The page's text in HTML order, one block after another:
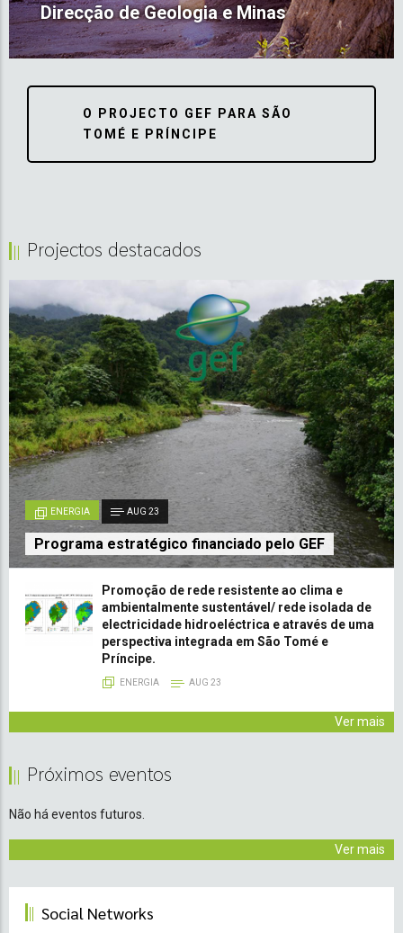
Direcção de Geologia e Minas
O PROJECTO GEF PARA SÃO
TOMÉ E PRÍNCIPE
Projectos destacados
ENERGIA AUG 23
Programa estratégico financiado pelo GEF
Promoção de rede resistente ao clima e
ambientalmente sustentável/ rede isolada de
electricidade hidroeléctrica e através de uma
perspectiva integrada em São Tomé e
Príncipe.
ENERGIA AUG 23
Ver mais
Próximos eventos
Não há eventos futuros.
Ver mais
Social Networks